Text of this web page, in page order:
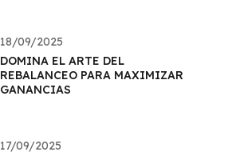
18/09/2025
DOMINA EL ARTE DEL
REBALANCEO PARA MAXIMIZAR
GANANCIAS
17/09/2025